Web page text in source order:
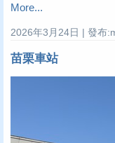
More...
2026年3月24日 | 發布
苗栗車站